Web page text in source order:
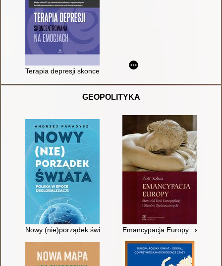
Terapia depresji skoncentrowana na emocjach
GEOPOLITYKA
Nowy (nie)porządek świata : Polska w epoce deglobalizacji
Emancypacja Europy :